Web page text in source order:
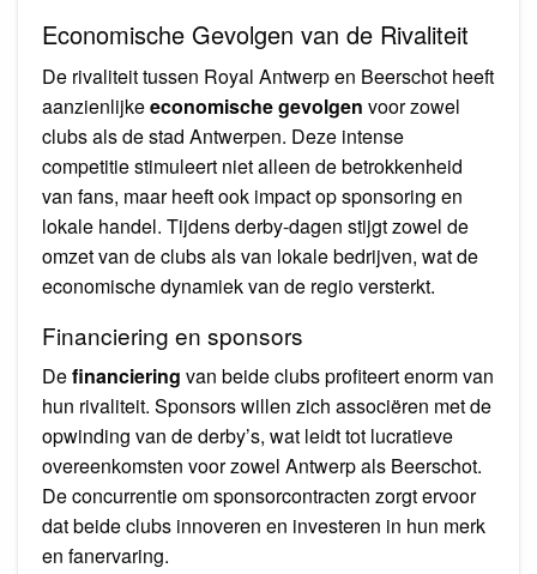
Economische Gevolgen van de Rivaliteit
De rivaliteit tussen Royal Antwerp en Beerschot heeft
aanzienlijkeeconomische gevolgen voor zowel
clubs als de stad Antwerpen. Deze intense
competitie stimuleert niet alleen de betrokkenheid
van fans, maar heeft ook impact op sponsoring en
lokale handel. Tijdens derby-dagen stijgt zowel de
omzet van de clubs als van lokale bedrijven, wat de
economische dynamiek van de regio versterkt.
Financiering en sponsors
Definanciering van beide clubs profiteert enorm van
hun rivaliteit. Sponsors willen zich associëren met de
opwinding van de derby’s, wat leidt tot lucratieve
overeenkomsten voor zowel Antwerp als Beerschot.
De concurrentie om sponsorcontracten zorgt ervoor
dat beide clubs innoveren en investeren in hun merk
en fanervaring.